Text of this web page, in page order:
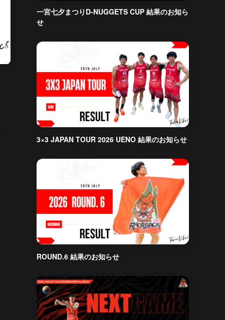
一宮七夕まつりD-NUGGETS CUP 結果のお知ら
せ
3×3 JAPAN TOUR 2026 UENO 結果のお知らせ
ROUND.6 結果のお知らせ